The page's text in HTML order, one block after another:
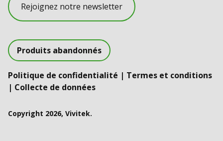
Rejoignez notre newsletter
Produits abandonnés
Politique de confidentialité | Termes et conditions
| Collecte de données
Copyright 2026, Vivitek.